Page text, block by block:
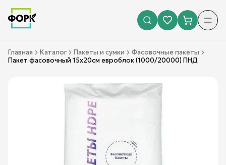
Главная Каталог Пакеты и сумки
Фасовочные пакеты
Пакет фасовочный 15х20см евроблок (1000/20000) ПНД